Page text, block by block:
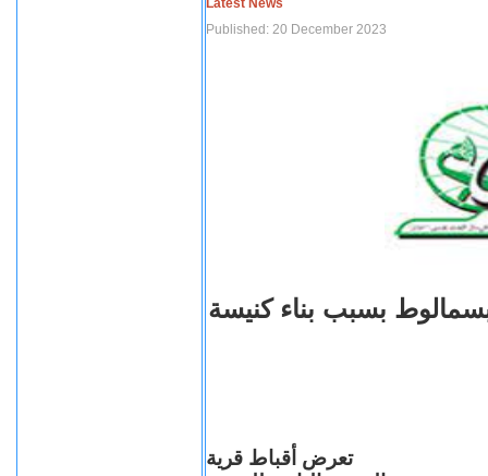
Latest News
Published: 20 December 2023
بسبب بناء كنيسة
تعرض أقباط قرية